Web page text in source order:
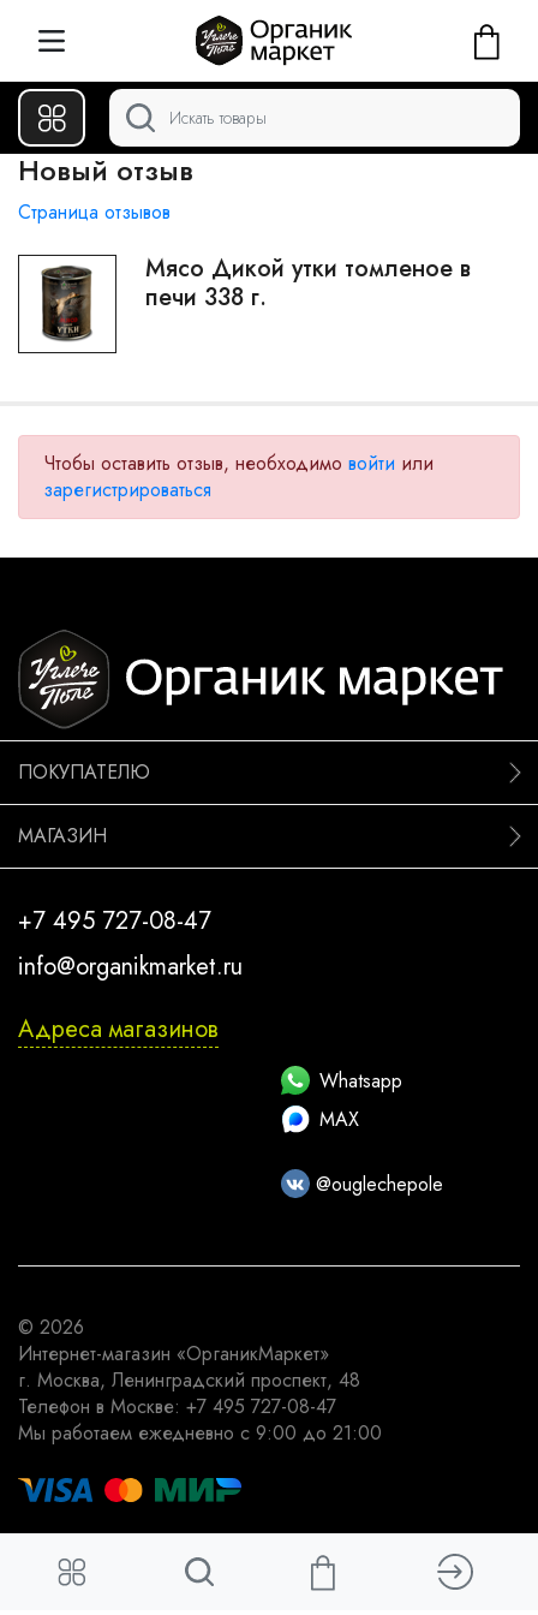
Новый отзыв
Страница отзывов
Мясо Дикой утки томленое в
печи 338 г.
Чтобы оставить отзыв, необходимо войти или
зарегистрироваться
ПОКУПАТЕЛЮ
МАГАЗИН
+7 495 727-08-47
info@organikmarket.ru
Адреса магазинов
Whatsapp
MAX
@ouglechepole
© 2026
Интернет-магазин «ОрганикМаркет»
г. Москва, Ленинградский проспект, 48
Телефон в Москве: +7 495 727-08-47
Мы работаем ежедневно с 9:00 до 21:00